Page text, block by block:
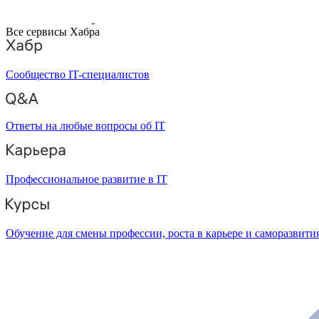
Все сервисы Хабра
Сообщество IT-специалистов
Ответы на любые вопросы об IT
Профессиональное развитие в IT
Обучение для смены профессии, роста в карьере и